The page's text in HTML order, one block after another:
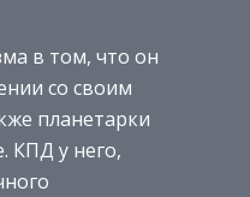
в том, что он
со своим
планетарки
КПД у него,